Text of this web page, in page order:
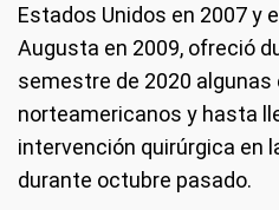
Estados Unidos en 2007 y
Augusta en 2009, ofreció
semestre de 2020
norteamericanos y hasta
intervención quirúrgica en
durante octubre pasado.